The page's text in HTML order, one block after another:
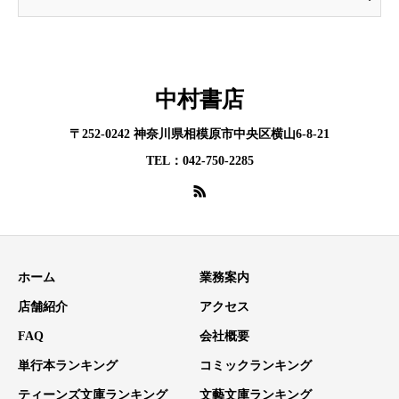
中村書店
〒252-0242 神奈川県相模原市中央区横山6-8-21
TEL：042-750-2285
ホーム 業務案内
店舗紹介 アクセス
FAQ 会社概要
単行本ランキング コミックランキング
ティーンズ文庫ランキング 文藝文庫ランキング